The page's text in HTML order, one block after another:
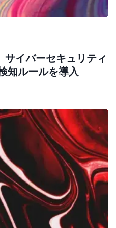
イバーセキュリティ
知ルールを導入